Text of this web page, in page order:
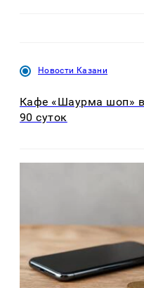
Новости Казани
Кафе «Шаурма шоп»
90 суток